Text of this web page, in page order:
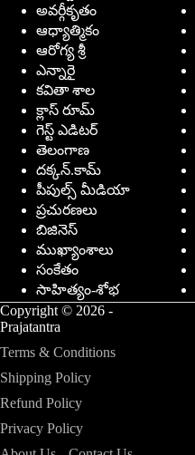
అవర్గీకృతం
ఆధ్యాత్మికం
ఆరోగ్య శ్రీ
ఎన్నారై
కవితా శాల
క్లాస్ రూమ్
గెస్ట్ ఎడిటర్
తెలంగాణ
దక్కన్.కామ్
పీపుల్స్ ‌మీడియా
ప్రచురణలు
బిజినెస్
ముఖ్యాంశాలు
సంకేతం
సాహిత్యం-శోభ
Copyright © 2026 -
Prajatantra
Terms & Conditions
Shipping Policy
Refund Policy
Privacy Policy